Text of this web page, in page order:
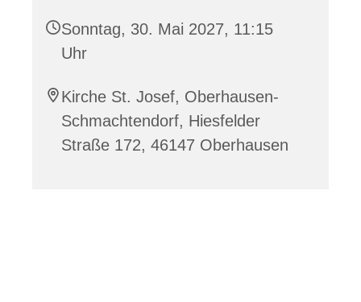
Sonntag, 30. Mai 2027, 11:15
Uhr
Kirche St. Josef, Oberhausen-
Schmachtendorf, Hiesfelder
Straße 172, 46147 Oberhausen